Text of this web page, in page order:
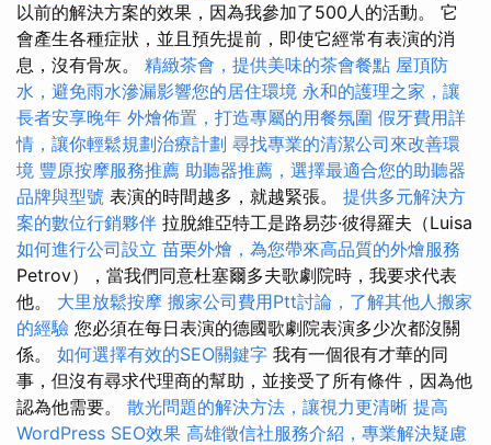
以前的解決方案的效果，因為我參加了500人的活動。 它
會產生各種症狀，並且預先提前，即使它經常有表演的消
息，沒有骨灰。 精緻茶會，提供美味的茶會餐點 屋頂防
水，避免雨水滲漏影響您的居住環境 永和的護理之家，讓
長者安享晚年 外燴佈置，打造專屬的用餐氛圍 假牙費用詳
情，讓你輕鬆規劃治療計劃 尋找專業的清潔公司來改善環
境 豐原按摩服務推薦 助聽器推薦，選擇最適合您的助聽器
品牌與型號 表演的時間越多，就越緊張。 提供多元解決方
案的數位行銷夥伴 拉脫維亞特工是路易莎·彼得羅夫（Luisa
如何進行公司設立 苗栗外燴，為您帶來高品質的外燴服務
Petrov），當我們同意杜塞爾多夫歌劇院時，我要求代表
他。 大里放鬆按摩 搬家公司費用Ptt討論，了解其他人搬家
的經驗 您必須在每日表演的德國歌劇院表演多少次都沒關
係。 如何選擇有效的SEO關鍵字 我有一個很有才華的同
事，但沒有尋求代理商的幫助，並接受了所有條件，因為他
認為他需要。 散光問題的解決方法，讓視力更清晰 提高
WordPress SEO效果 高雄徵信社服務介紹，專業解決疑慮